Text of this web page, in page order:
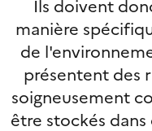
Ils doivent
manière
de
présentent des
soigneusement
être stockés